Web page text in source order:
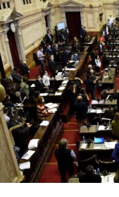
disponible lo antes
seguras, eficaces”,
de prensa desde